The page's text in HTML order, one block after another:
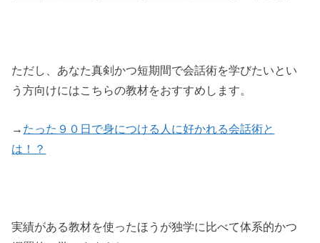
ただし、あなた真剣かつ短期間で会話術を学びたいとい
う方向けにはこちらの教材をおすすめします。
→ たった９０日で身につける人に好かれる会話術と
は！？
実績がある教材を使ったほうが独学に比べて体系的かつ